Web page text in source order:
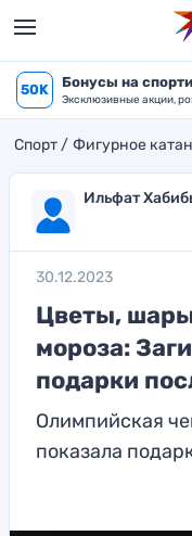
50K Бонусы на
Эксклюзивные акции,
Спорт Фигурное
Ильфат
30.12.2023
Цветы,
мороза:
подарки
Олимпийская
показала